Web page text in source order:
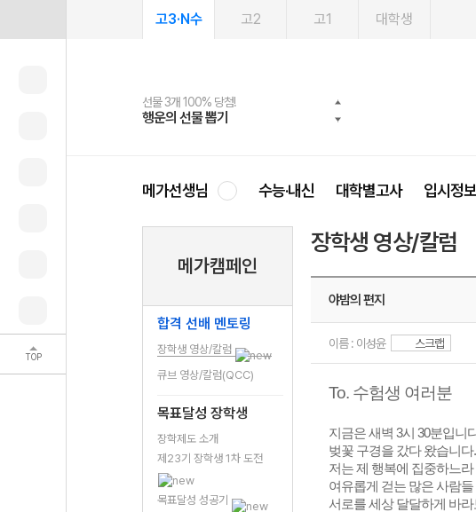
TOP
고3·N수 고2 고1 대학생
선물 3개 100% 당첨!
행운의 선물 뽑기
선물 100% 증정!
메가스터디 X 올리브
여름방학 스터디 캐시백
메가런 썸머스쿨
2027 러셀 단과
강사 공개선발
스마트러닝앱
설문 EVENT
메가패스
3일 무료 체험권
메가패스 수강생 무료혜택!
메가클럽 멤버십
사회공헌 캠페인
희망이룸 메가나눔
메가선생님 수능·내신 대학별고사 입시정보
메가캠페인
합격 선배 멘토링
장학생 영상/칼럼
큐브 영상/칼럼(QCC)
목표달성 장학생
장학제도 소개
제23기 장학생 1차 도전
목표달성 성공기
장학생 영상/칼럼
야밤의 편지
이름 : 이성윤 스크랩
To. 수험생 여러분
지금은 새벽 3시 30분입니
벚꽃 구경을 갔다 왔습니
저는 제 행복에 집중하느
여유롭게 걷는 많은 사람
서로를 세상 달달하게 바